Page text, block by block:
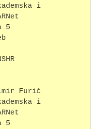
i
5
Furić
i
5